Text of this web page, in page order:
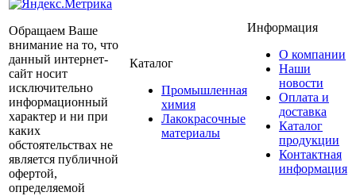
Обращаем Ваше
внимание на то, что
данный интернет-
сайт носит
исключительно
информационный
характер и ни при
каких
обстоятельствах не
является публичной
офертой,
определяемой
Каталог
Промышленная
химия
Лакокрасочные
материалы
Информация
О компании
Наши
новости
Оплата и
доставка
Каталог
продукции
Контактная
информация